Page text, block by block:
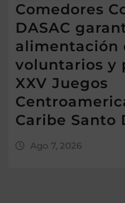
Comedores
DASAC
alimentación
voluntarios y
XXV Juegos
Caribe Santo
Ago 7, 2026